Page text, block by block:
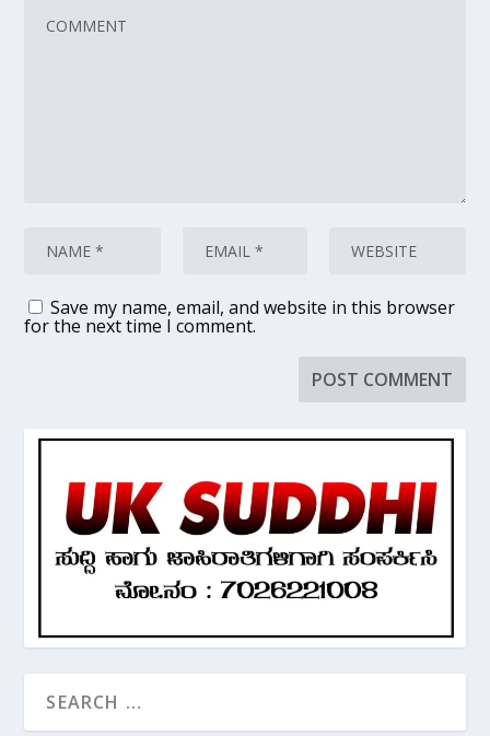
Save my name, email, and website in this browser
for the next time I comment.